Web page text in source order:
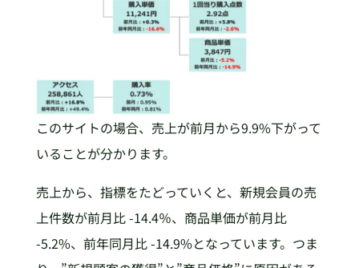
このサイトの場合、売上が前月から9.9%下がって
いることが分かります。
売上から、指標をたどっていくと、新規会員の売
上件数が前月比 -14.4％、商品単価が前月比
-5.2%、前年同月比 -14.9%となっています。つま